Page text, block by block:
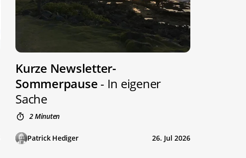
Kurze Newsletter-
Sommerpause - In eigener
Sache
2 Minuten
Patrick Hediger 26. Jul 2026